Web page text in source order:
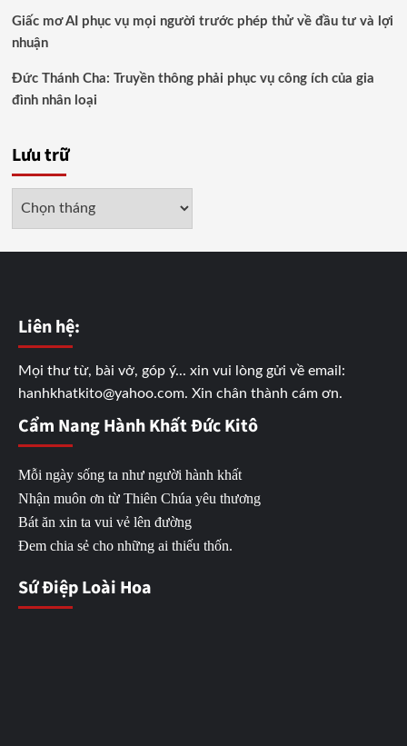
Giấc mơ AI phục vụ mọi người trước phép thử về đầu tư và lợi
nhuận
Đức Thánh Cha: Truyền thông phải phục vụ công ích của gia
đình nhân loại
Lưu trữ
Liên hệ:
Mọi thư từ, bài vở, góp ý... xin vui lòng gửi về email:
hanhkhatkito@yahoo.com. Xin chân thành cám ơn.
Cẩm Nang Hành Khất Đức Kitô
Mỗi ngày sống ta như người hành khất
Nhận muôn ơn từ Thiên Chúa yêu thương
Bát ăn xin ta vui vẻ lên đường
Đem chia sẻ cho những ai thiếu thốn.
Sứ Điệp Loài Hoa